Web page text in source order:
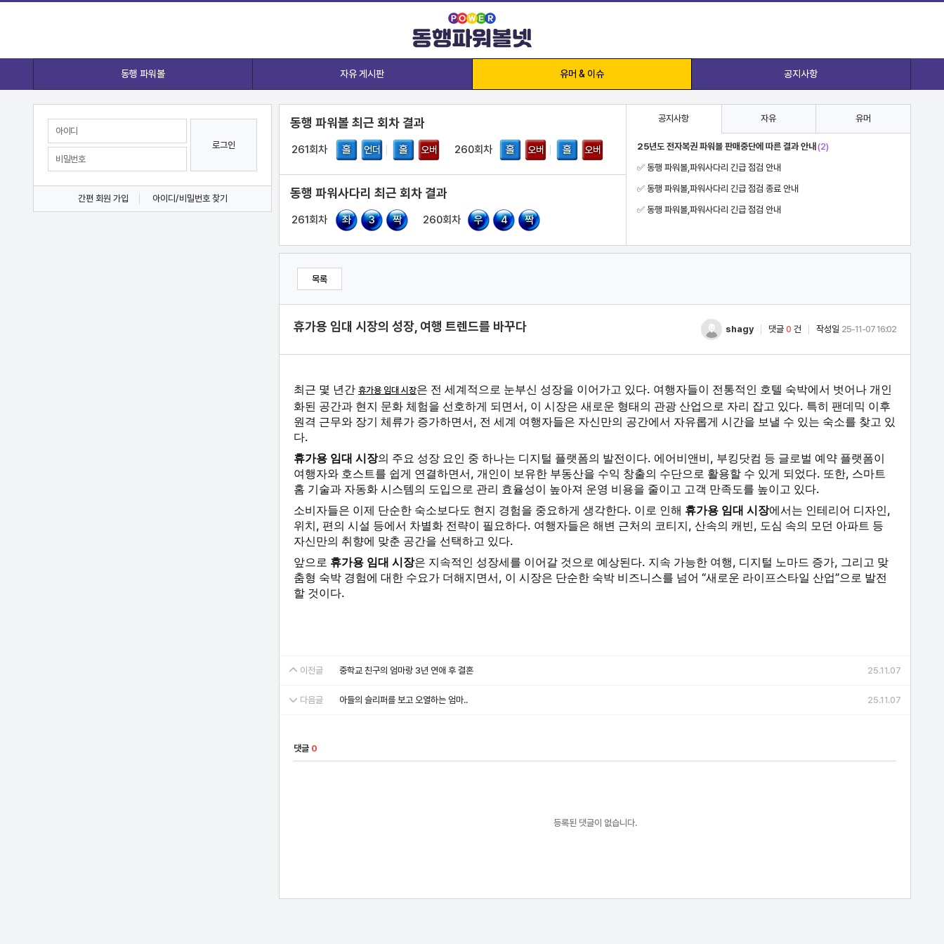
동행 파워볼 자유 게시판 유머 & 이슈 공지사항
로그인
간편 회원 가입 아이디/비밀번호 찾기
동행 파워볼 최근 회차 결과
261회차 홀 언더 홀 오버 260회차 홀 오버 홀 오버
동행 파워사다리 최근 회차 결과
261회차 좌 3 짝 260회차 우 4 짝
공지사항 자유 유머
25년도 전자복권 파워볼 판매중단에 따른 결과 안내 (2)
✅ 동행 파워볼,파워사다리 긴급 점검 안내
✅ 동행 파워볼,파워사다리 긴급 점검 종료 안내
✅ 동행 파워볼,파워사다리 긴급 점검 안내
목록
휴가용 임대 시장의 성장, 여행 트렌드를 바꾸다 shagy 댓글 0 건 작성일 25-11-07 16:02
최근 몇 년간 휴가용 임대 시장은 전 세계적으로 눈부신 성장을 이어가고 있다. 여행자들이 전통적인 호텔 숙박에서 벗어나 개인
화된 공간과 현지 문화 체험을 선호하게 되면서, 이 시장은 새로운 형태의 관광 산업으로 자리 잡고 있다. 특히 팬데믹 이후
원격 근무와 장기 체류가 증가하면서, 전 세계 여행자들은 자신만의 공간에서 자유롭게 시간을 보낼 수 있는 숙소를 찾고 있
다.
휴가용 임대 시장의 주요 성장 요인 중 하나는 디지털 플랫폼의 발전이다. 에어비앤비, 부킹닷컴 등 글로벌 예약 플랫폼이
여행자와 호스트를 쉽게 연결하면서, 개인이 보유한 부동산을 수익 창출의 수단으로 활용할 수 있게 되었다. 또한, 스마트
홈 기술과 자동화 시스템의 도입으로 관리 효율성이 높아져 운영 비용을 줄이고 고객 만족도를 높이고 있다.
소비자들은 이제 단순한 숙소보다도 현지 경험을 중요하게 생각한다. 이로 인해 휴가용 임대 시장에서는 인테리어 디자인,
위치, 편의 시설 등에서 차별화 전략이 필요하다. 여행자들은 해변 근처의 코티지, 산속의 캐빈, 도심 속의 모던 아파트 등
자신만의 취향에 맞춘 공간을 선택하고 있다.
앞으로 휴가용 임대 시장은 지속적인 성장세를 이어갈 것으로 예상된다. 지속 가능한 여행, 디지털 노마드 증가, 그리고 맞
춤형 숙박 경험에 대한 수요가 더해지면서, 이 시장은 단순한 숙박 비즈니스를 넘어 “새로운 라이프스타일 산업”으로 발전
할 것이다.
이전글 중학교 친구의 엄마랑 3년 연애 후 결혼 25.11.07
다음글 아들의 슬리퍼를 보고 오열하는 엄마.. 25.11.07
댓글 0
등록된 댓글이 없습니다.